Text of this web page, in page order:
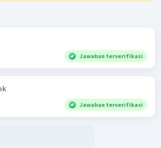
Jawaban terverifikasi
Jawaban terverifikasi